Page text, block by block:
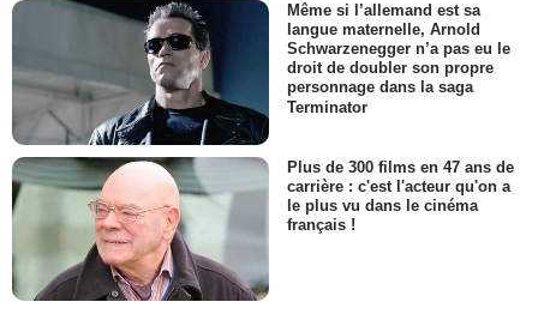
Même si l’allemand est sa
langue maternelle, Arnold
Schwarzenegger n’a pas eu le
droit de doubler son propre
personnage dans la saga
Terminator
Plus de 300 films en 47 ans de
carrière : c'est l'acteur qu'on a
le plus vu dans le cinéma
français !